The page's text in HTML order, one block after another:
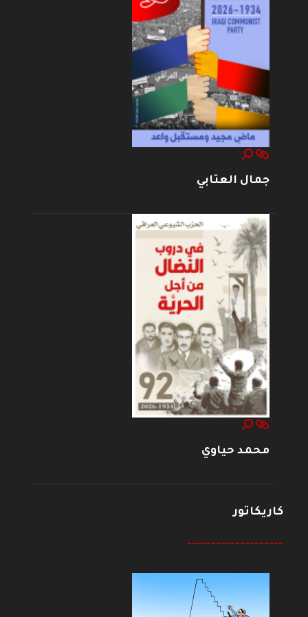
جمال العتابي
محمد حياوي
كاريكاتور
--------------------